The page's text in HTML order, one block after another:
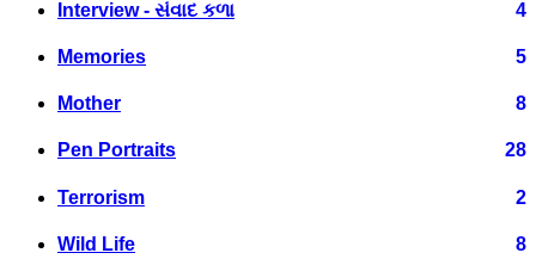
Interview - સંવાદ કળા 4
Memories 5
Mother 8
Pen Portraits 28
Terrorism 2
Wild Life 8